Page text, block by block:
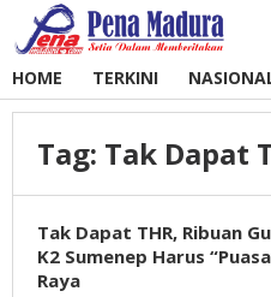
Lewati
ke
HOME TERKINI
Tag: Tak Dapat
Tak Dapat THR, Ribuan
K2 Sumenep Harus
Raya